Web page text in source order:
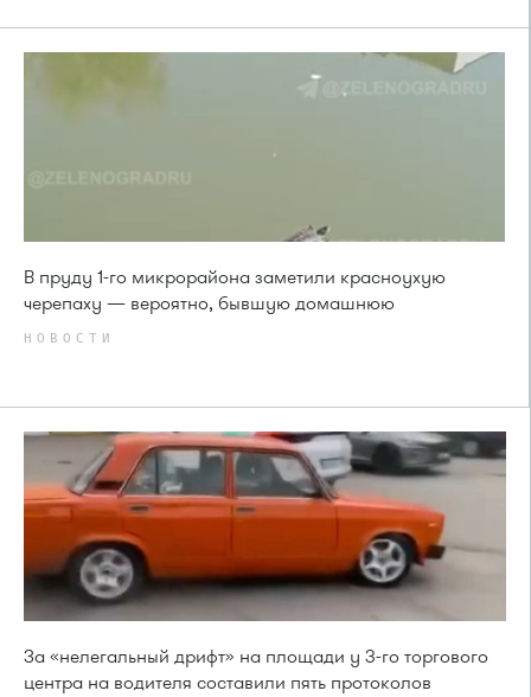
В пруду 1-го микрорайона заметили красноухую
черепаху — вероятно, бывшую домашнюю
НОВОСТИ
За «нелегальный дрифт» на площади у 3-го торгового
центра на водителя составили пять протоколов